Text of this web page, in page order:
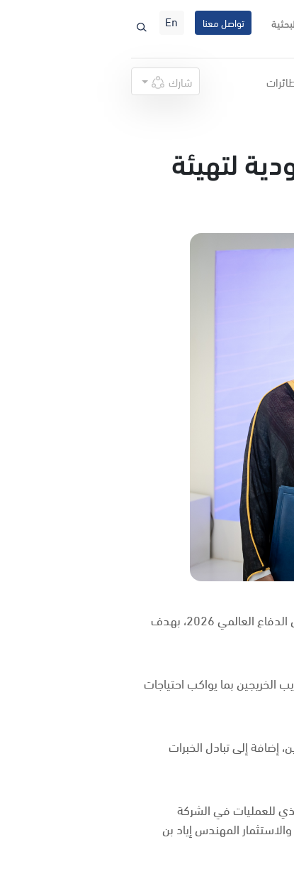
تواصل معنا En
شارك
لتهيئة
وقّعت شركة كليات التميّز مذكرة تفاهم مع الشركة السعودية لتهيئة وصيانة الطائرات، وذلك ضمن أعمال معرض الدفاع العالمي 2026، بهدف
الخريجين بما يواكب احتياجات
إضافة إلى تبادل الخبرات
للعمليات في الشركة
المهندس إياد بن